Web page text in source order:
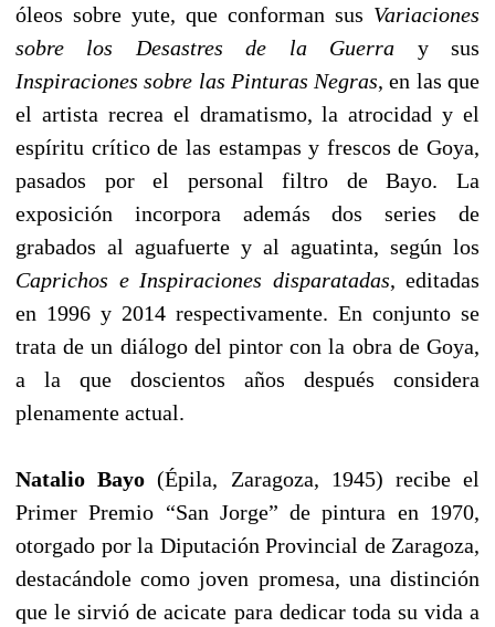
óleos sobre yute, que conforman sus Variaciones
sobre los Desastres de la Guerra y sus
Inspiraciones sobre las Pinturas Negras, en las que
el artista recrea el dramatismo, la atrocidad y el
espíritu crítico de las estampas y frescos de Goya,
pasados por el personal filtro de Bayo. La
exposición incorpora además dos series de
grabados al aguafuerte y al aguatinta, según los
Caprichos e Inspiraciones disparatadas, editadas
en 1996 y 2014 respectivamente. En conjunto se
trata de un diálogo del pintor con la obra de Goya,
a la que doscientos años después considera
plenamente actual.
Natalio Bayo (Épila, Zaragoza, 1945) recibe el
Primer Premio “San Jorge” de pintura en 1970,
otorgado por la Diputación Provincial de Zaragoza,
destacándole como joven promesa, una distinción
que le sirvió de acicate para dedicar toda su vida a